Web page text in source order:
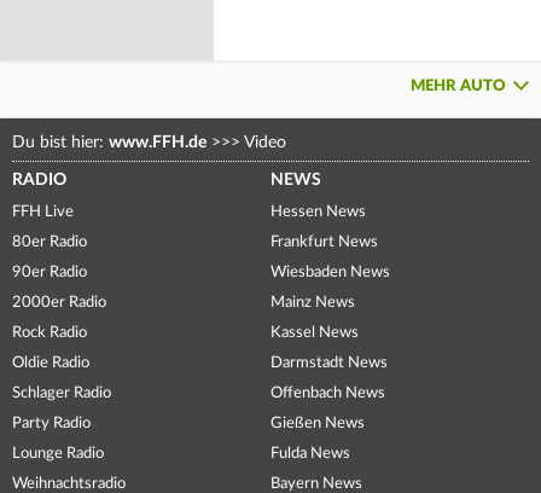
MEHR AUTO
Du bist hier: www.FFH.de >>> Video
RADIO
FFH Live
80er Radio
90er Radio
2000er Radio
Rock Radio
Oldie Radio
Schlager Radio
Party Radio
Lounge Radio
Weihnachtsradio
NEWS
Hessen News
Frankfurt News
Wiesbaden News
Mainz News
Kassel News
Darmstadt News
Offenbach News
Gießen News
Fulda News
Bayern News